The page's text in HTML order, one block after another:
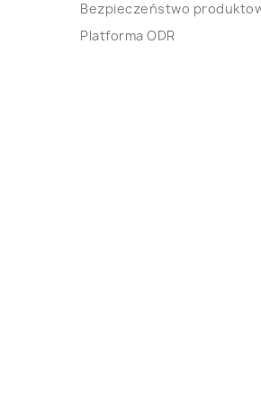
Bezpieczeństwo
Platforma ODR